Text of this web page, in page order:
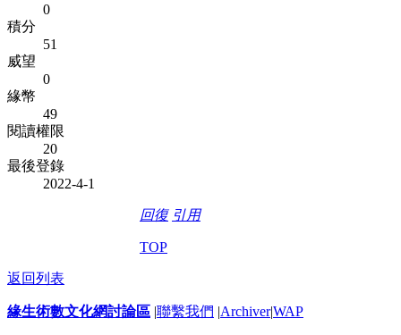
0
積分
51
威望
0
緣幣
49
閱讀權限
20
最後登錄
2022-4-1
回復 引用
TOP
返回列表
緣生術數文化網討論區 |聯繫我們 |Archiver|WAP